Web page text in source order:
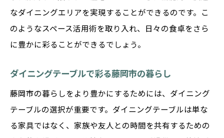
藤岡市の家庭で支持される機能性の理由
洗練されたデザインと機能で食卓をアップ
ダイニングテーブルで創る藤岡市の居心地良い
心地よい空間づくりのキーポイント
藤岡市でのリラックスした生活を実現する
なダイニングエリアを実現することができるのです。こ
のようなスペース活用術を取り入れ、日々の食卓をさら
に豊かに彩ることができるでしょう。
ダイニングテーブルで彩る藤岡市の暮らし
藤岡市の暮らしをより豊かにするためには、ダイニング
テーブルの選択が重要です。ダイニングテーブルは単な
る家具ではなく、家族や友人との時間を共有するための